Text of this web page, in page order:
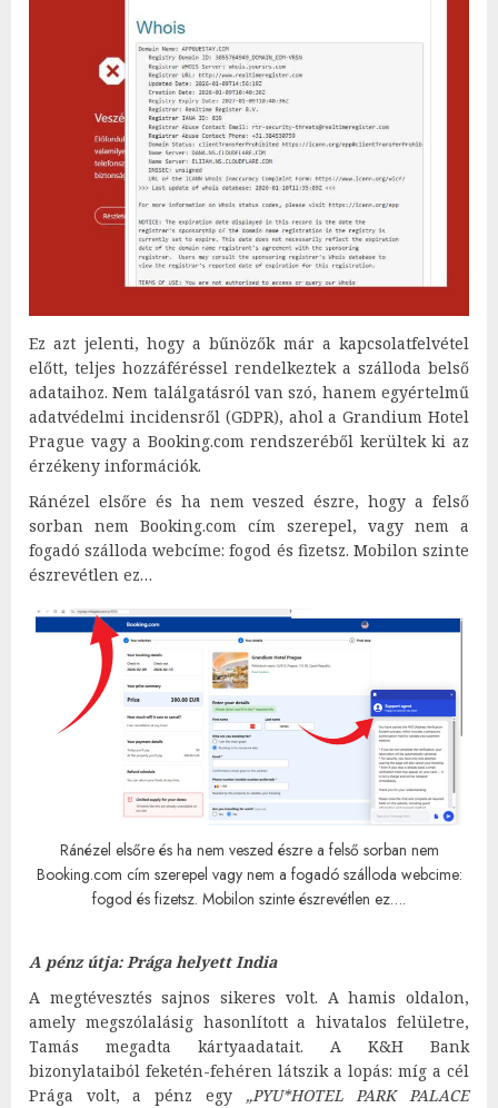
Ez azt jelenti, hogy a bűnözők már a kapcsolatfelvétel
előtt, teljes hozzáféréssel rendelkeztek a szálloda belső
adataihoz. Nem találgatásról van szó, hanem egyértelmű
adatvédelmi incidensről (GDPR), ahol a Grandium Hotel
Prague vagy a Booking.com rendszeréből kerültek ki az
érzékeny információk.
Ránézel elsőre és ha nem veszed észre, hogy a felső
sorban nem Booking.com cím szerepel, vagy nem a
fogadó szálloda webcíme: fogod és fizetsz. Mobilon szinte
észrevétlen ez…
Ránézel elsőre és ha nem veszed észre a felső sorban nem
Booking.com cím szerepel vagy nem a fogadó szálloda webcime:
fogod és fizetsz. Mobilon szinte észrevétlen ez….
A pénz útja: Prága helyett India
A megtévesztés sajnos sikeres volt. A hamis oldalon,
amely megszólalásig hasonlított a hivatalos felületre,
Tamás megadta kártyaadatait. A K&H Bank
bizonylataiból feketén-fehéren látszik a lopás: míg a cél
Prága volt, a pénz egy „PYU*HOTEL PARK PALACE